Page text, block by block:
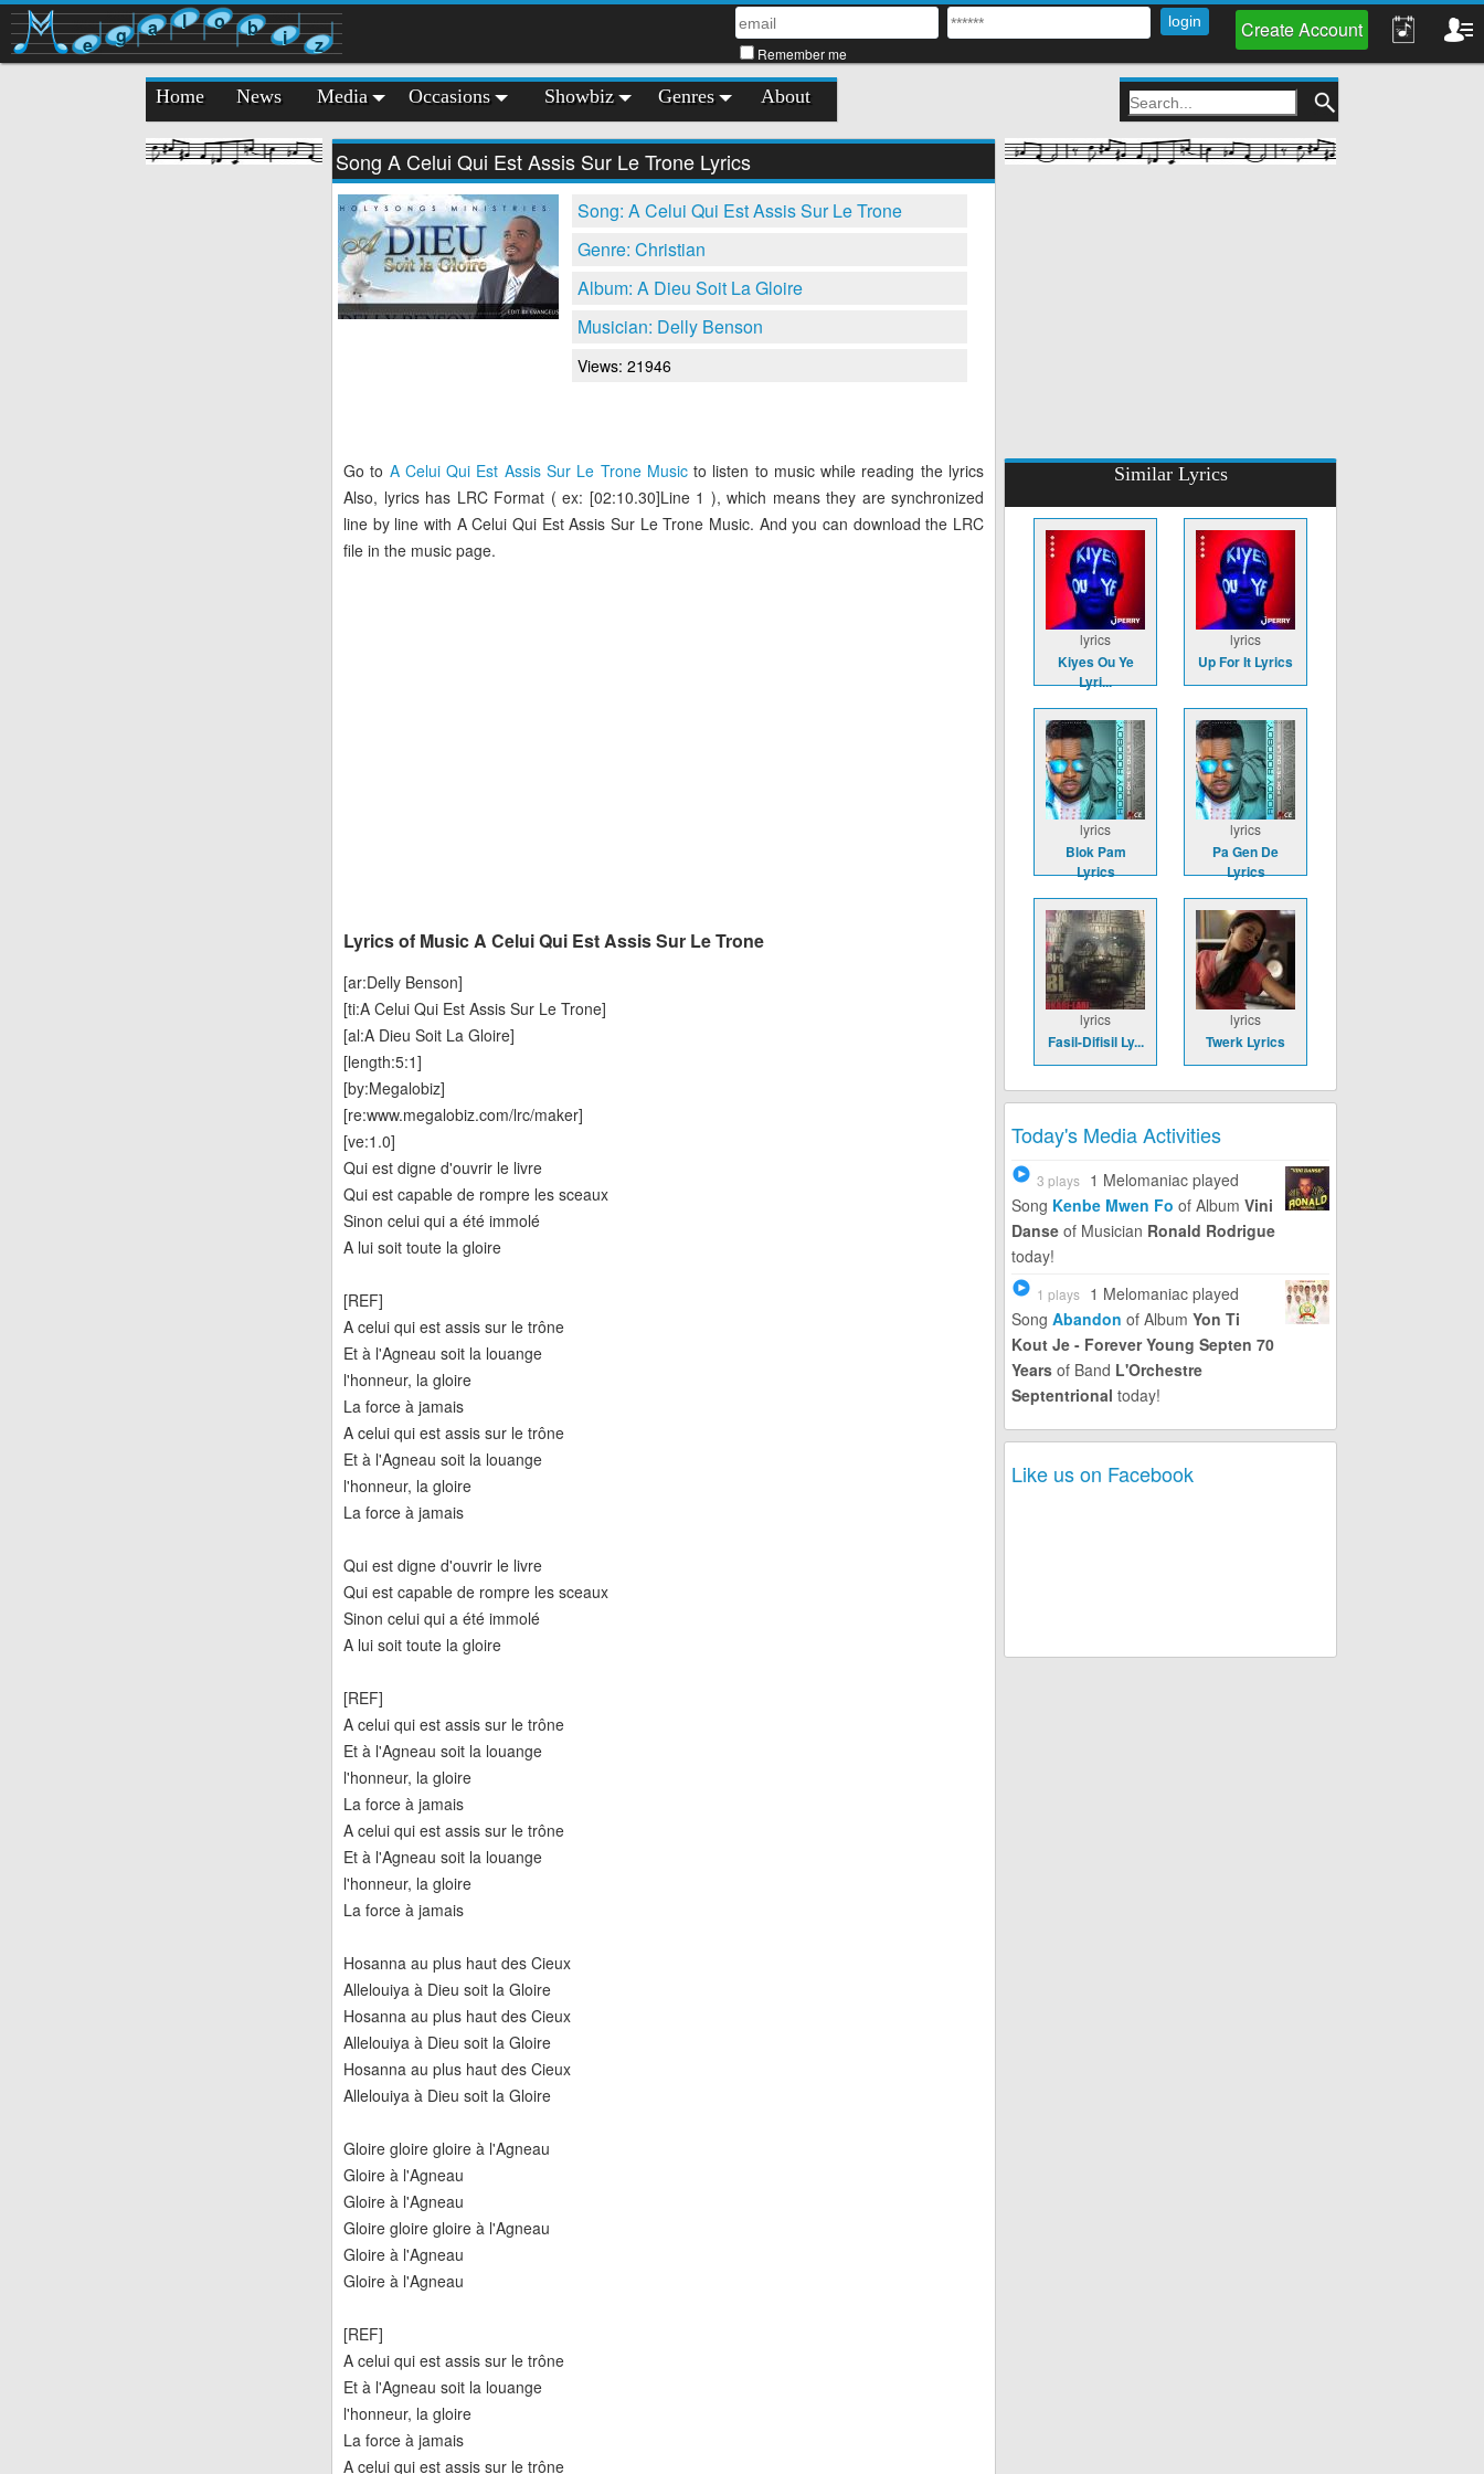
e g a l o b i z Remember me
Create Account
Home News Media Occasions Showbiz Genres About
Song A Celui Qui Est Assis Sur Le Trone Lyrics
Song: A Celui Qui Est Assis Sur Le Trone
Genre: Christian
Album: A Dieu Soit La Gloire
Musician: Delly Benson
Views: 21946
Go to A Celui Qui Est Assis Sur Le Trone Musicto listen to music while reading the lyrics
Also, lyrics has LRC Format ( ex: [02:10.30]Line 1 ), which means they are synchronized
line by line with A Celui Qui Est Assis Sur Le Trone Music. And you can download the LRC
file in the music page.
Lyrics of Music A Celui Qui Est Assis Sur Le Trone
[ar:Delly Benson]
[ti:A Celui Qui Est Assis Sur Le Trone]
[al:A Dieu Soit La Gloire]
[length:5:1]
[by:Megalobiz]
[re:www.megalobiz.com/lrc/maker]
[ve:1.0]
Qui est digne d'ouvrir le livre
Qui est capable de rompre les sceaux
Sinon celui qui a été immolé
A lui soit toute la gloire
[REF]
A celui qui est assis sur le trône
Et à l'Agneau soit la louange
l'honneur, la gloire
La force à jamais
A celui qui est assis sur le trône
Et à l'Agneau soit la louange
l'honneur, la gloire
La force à jamais
Qui est digne d'ouvrir le livre
Qui est capable de rompre les sceaux
Sinon celui qui a été immolé
A lui soit toute la gloire
[REF]
A celui qui est assis sur le trône
Et à l'Agneau soit la louange
l'honneur, la gloire
La force à jamais
A celui qui est assis sur le trône
Et à l'Agneau soit la louange
l'honneur, la gloire
La force à jamais
Hosanna au plus haut des Cieux
Allelouiya à Dieu soit la Gloire
Hosanna au plus haut des Cieux
Allelouiya à Dieu soit la Gloire
Hosanna au plus haut des Cieux
Allelouiya à Dieu soit la Gloire
Gloire gloire gloire à l'Agneau
Gloire à l'Agneau
Gloire à l'Agneau
Gloire gloire gloire à l'Agneau
Gloire à l'Agneau
Gloire à l'Agneau
[REF]
A celui qui est assis sur le trône
Et à l'Agneau soit la louange
l'honneur, la gloire
La force à jamais
A celui qui est assis sur le trône
Similar Lyrics
lyrics
Kiyes Ou Ye
Lyri...
lyrics
Up For It Lyrics
lyrics
Blok Pam
Lyrics
lyrics
Pa Gen De
Lyrics
lyrics
Fasil-Difisil Ly...
lyrics
Twerk Lyrics
Today's Media Activities
3 plays 1 Melomaniac played
Song Kenbe Mwen Fo of Album Vini
Danse of Musician Ronald Rodrigue
today!
1 plays 1 Melomaniac played
Song Abandon of Album Yon Ti
Kout Je - Forever Young Septen 70
Years of Band L'Orchestre
Septentrional today!
Like us on Facebook